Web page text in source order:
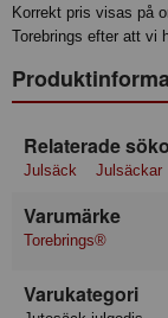
Korrekt pris visas på
Torebrings efter att vi
Relaterade
Julsäck Julsäckar
Varumärke
Torebrings®
Varukategori